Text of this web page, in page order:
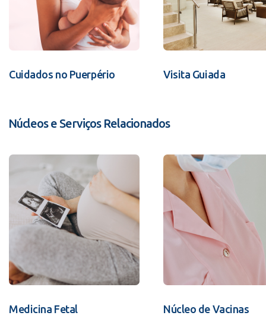
Cuidados no Puerpério Visita Guiada
Núcleos e Serviços Relacionados
Medicina Fetal Núcleo de Vacinas